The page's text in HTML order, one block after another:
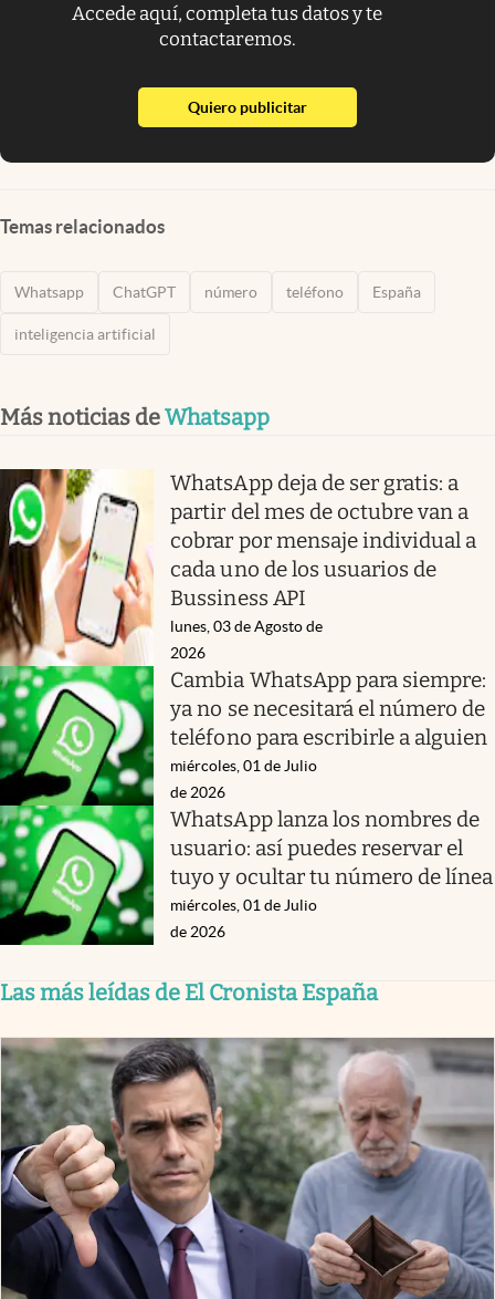
Accede aquí, completa tus datos y te
contactaremos.
Quiero publicitarabre en nueva pestaña
Temas relacionados
Whatsapp ChatGPT número teléfono España
inteligencia artificial
Más noticias deWhatsapp
WhatsApp deja de ser gratis: a
partir del mes de octubre van a
cobrar por mensaje individual a
cada uno de los usuarios de
Bussiness API
lunes, 03 de Agosto de
2026
Cambia WhatsApp para siempre:
ya no se necesitará el número de
teléfono para escribirle a alguien
miércoles, 01 de Julio
de 2026
WhatsApp lanza los nombres de
usuario: así puedes reservar el
tuyo y ocultar tu número de línea
miércoles, 01 de Julio
de 2026
Las más leídas de El Cronista España